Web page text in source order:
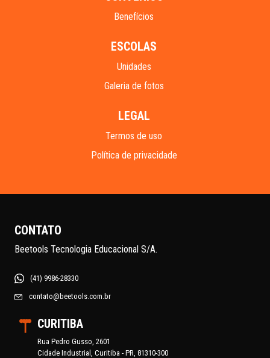
Benefícios
ESCOLAS
Unidades
Galeria de fotos
LEGAL
Termos de uso
Política de privacidade
CONTATO
Beetools Tecnologia Educacional S/A.
(41) 9986-28330
contato@beetools.com.br
CURITIBA
Rua Pedro Gusso, 2601
Cidade Industrial, Curitiba - PR, 81310-300